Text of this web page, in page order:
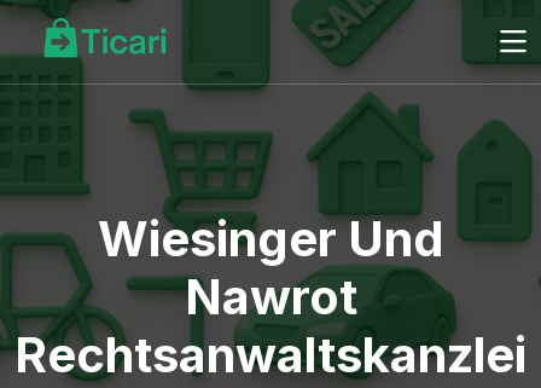
Wiesinger Und
Nawrot
Rechtsanwaltskanzlei